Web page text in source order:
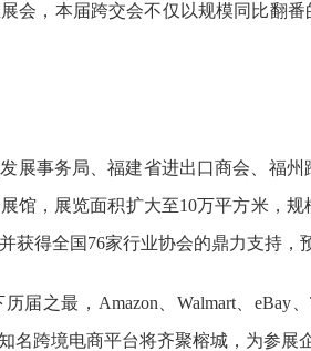
会，本届跨交会不仅以规模同比翻
展事务局、福建省进出口商会、福
馆，展览面积扩大至10万平方米，
获得全国76家行业协会的鼎力支持，
届之最，Amazon、Walmart、eBay
名跨境电商平台将齐聚榕城，为参展